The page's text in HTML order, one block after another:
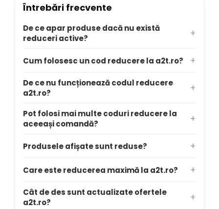
Întrebări frecvente
De ce apar produse dacă nu există
reduceri active?
Cum folosesc un cod reducere la a2t.ro?
De ce nu funcționează codul reducere
a2t.ro?
Pot folosi mai multe coduri reducere la
aceeași comandă?
Produsele afișate sunt reduse?
Care este reducerea maximă la a2t.ro?
Cât de des sunt actualizate ofertele
a2t.ro?